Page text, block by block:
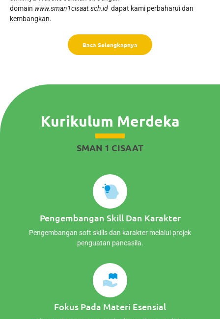
domain www.sman1cisaat.sch.id dapat kami perbaharui dan
kembangkan.
Baca Selengkapnya
Kurikulum Merdeka
SMAN 1 CISAAT
Pengembangan Skill Dan Karakter
Pengembangan soft skills dan karakter melalui projek
penguatan pancasila.
Fokus Pada Materi Esensial